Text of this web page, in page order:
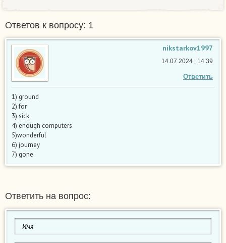
Ответов к вопросу: 1
nikstarkov1997
Ответить
14.07.2024 | 14:39
1) ground
2) for
3) sick
4) enough computers
5)wonderful
6) journey
7) gone
Ответить на вопрос: